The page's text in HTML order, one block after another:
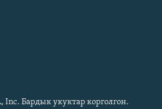
Бардык укуктар корголгон.